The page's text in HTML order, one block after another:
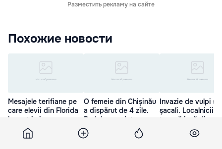
Разместить рекламу на сайте
Похожие новости
Mesajele terifiane pe
care elevii din Florida
le-au trimis
apropiaților
16 Фев. 04:00
O femeie din Chișinău
a dispărut de 4 zile.
Rudele cer ajutor
15 Ноя. 07:20
Invazie de vulpi şi
şacali. Localnicii
tem să iasă din
26 Окт. 16:56